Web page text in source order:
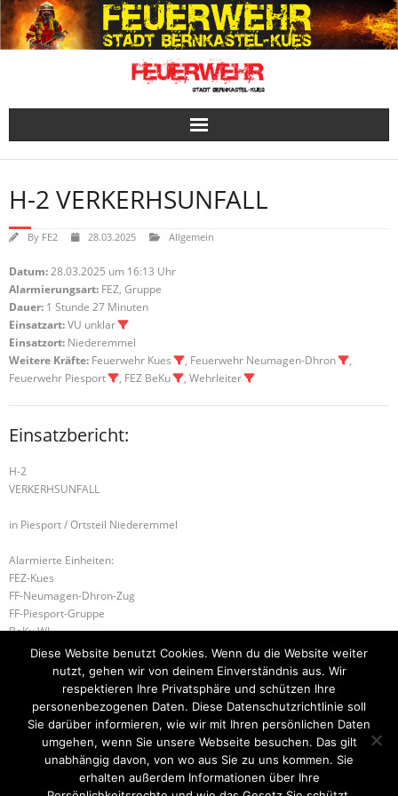
Skip
to
content
H-2 VERKERHSUNFALL
By FE2 28.03.2025 Allgemein
Datum:28.03.2025 um 16:13 Uhr
Alarmierungsart: FEZ, Gruppe
Dauer: 1 Stunde 27 Minuten
Einsatzart:VU unklar
Einsatzort: Niederemmel
Weitere Kräfte: Feuerwehr Kues , Feuerwehr Neumagen-Dhron
,
Feuerwehr Piesport
, FEZ BeKu , Wehrleiter
Einsatzbericht:
H-2
VERKERHSUNFALL
in Piesport / Ortsteil Niederemmel
Alarmierte Einheiten:
FEZ-Kues
FF-Neumagen-Dhron-Zug
FF-Piesport-Gruppe
BeKu WL
Kues-Gruppe
H-2 UNTERSTÜTZUNG DLK
B-1 RAUCHENTWICKLUNG IM FREIEN
Startseite Einsätze Mitglied werden Über uns
Diese Website benutzt Cookies. Wenn du die Website weiter
nutzt, gehen wir von deinem Einverständnis aus. Wir
respektieren Ihre Privatsphäre und schützen Ihre
personenbezogenen Daten. Diese Datenschutzrichtlinie soll
Sie darüber informieren, wie wir mit Ihren persönlichen Daten
umgehen, wenn Sie unsere Webseite besuchen. Das gilt
unabhängig davon, von wo aus Sie zu uns kommen. Sie
erhalten außerdem Informationen über Ihre